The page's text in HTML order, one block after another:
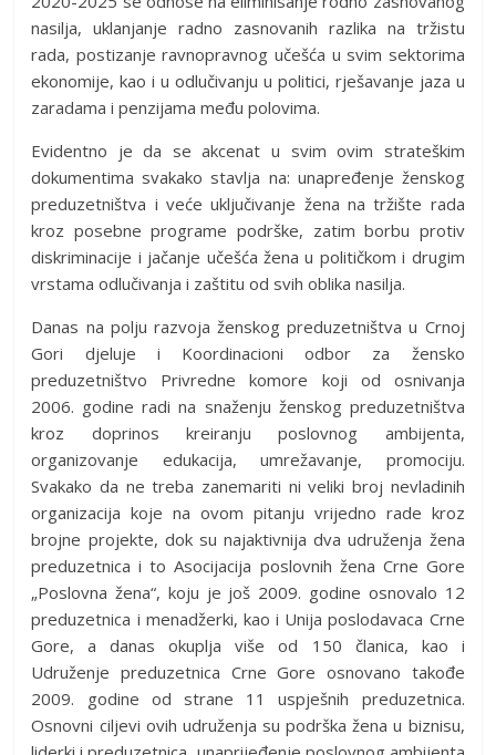
nasilja, uklanjanje radno zasnovanih razlika na tržistu
rada, postizanje ravnopravnog učešća u svim sektorima
ekonomije, kao i u odlučivanju u politici, rješavanje jaza u
zaradama i penzijama među polovima.
Evidentno je da se akcenat u svim ovim strateškim
dokumentima svakako stavlja na: unapređenje ženskog
preduzetništva i veće uključivanje žena na tržište rada
kroz posebne programe podrške, zatim borbu protiv
diskriminacije i jačanje učešća žena u političkom i drugim
vrstama odlučivanja i zaštitu od svih oblika nasilja.
Danas na polju razvoja ženskog preduzetništva u Crnoj
Gori djeluje i Koordinacioni odbor za žensko
preduzetništvo Privredne komore koji od osnivanja
2006. godine radi na snaženju ženskog preduzetništva
kroz doprinos kreiranju poslovnog ambijenta,
organizovanje edukacija, umrežavanje, promociju.
Svakako da ne treba zanemariti ni veliki broj nevladinih
organizacija koje na ovom pitanju vrijedno rade kroz
brojne projekte, dok su najaktivnija dva udruženja žena
preduzetnica i to Asocijacija poslovnih žena Crne Gore
„Poslovna žena“, koju je još 2009. godine osnovalo 12
preduzetnica i menadžerki, kao i Unija poslodavaca Crne
Gore, a danas okuplja više od 150 članica, kao i
Udruženje preduzetnica Crne Gore osnovano takođe
2009. godine od strane 11 uspješnih preduzetnica.
Osnovni ciljevi ovih udruženja su podrška žena u biznisu,